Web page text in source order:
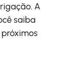
A
saiba